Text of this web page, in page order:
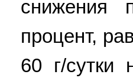
снижения
процент,
60 г/